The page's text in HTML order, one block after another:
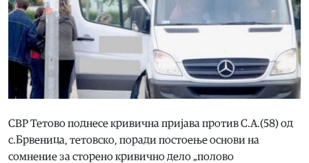
СВР Тетово поднесе кривична пријава против С.А.(58) од
с.Брвеница, тетовско, поради постоење основи на
сомнение за сторено кривично дело „полово